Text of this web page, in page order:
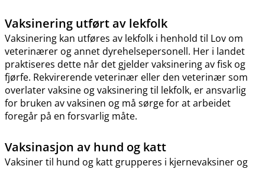
Vaksinering utført av lekfolk
Vaksinering kan utføres av lekfolk i henhold til Lov om
veterinærer og annet dyrehelsepersonell. Her i landet
praktiseres dette når det gjelder vaksinering av fisk og
fjørfe. Rekvirerende veterinær eller den veterinær som
overlater vaksine og vaksinering til lekfolk, er ansvarlig
for bruken av vaksinen og må sørge for at arbeidet
foregår på en forsvarlig måte.
Vaksinasjon av hund og katt
Vaksiner til hund og katt grupperes i kjernevaksiner og